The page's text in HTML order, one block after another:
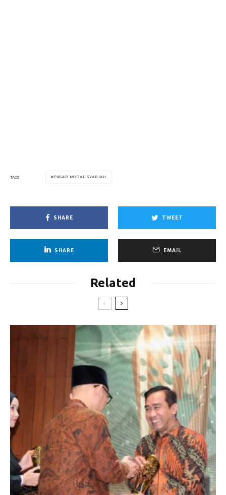
TAGS PASAR MODAL SYARIAH
SHARE TWEET
SHARE EMAIL
Related